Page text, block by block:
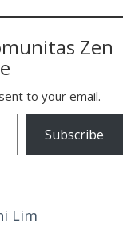
Zen
to your email.
Subscribe
Lim